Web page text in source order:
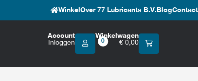
Winkel Over 77 Lubricants B.V. BlogContact
Account
Inloggen
Winkelwagen
€ 0,00
0